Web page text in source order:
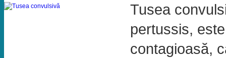
Tusea
pertussis,
contagioasă,